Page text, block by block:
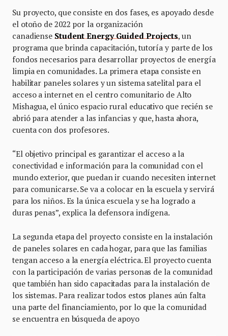
Su proyecto, que consiste en dos fases, es apoyado desde
el otoño de 2022 por la organización
canadiense Student Energy Guided Projects, un
programa que brinda capacitación, tutoría y parte de los
fondos necesarios para desarrollar proyectos de energía
limpia en comunidades. La primera etapa consiste en
habilitar paneles solares y un sistema satelital para el
acceso a internet en el centro comunitario de Alto
Mishagua, el único espacio rural educativo que recién se
abrió para atender a las infancias y que, hasta ahora,
cuenta con dos profesores.
“El objetivo principal es garantizar el acceso a la
conectividad e información para la comunidad con el
mundo exterior, que puedan ir cuando necesiten internet
para comunicarse. Se va a colocar en la escuela y servirá
para los niños. Es la única escuela y se ha logrado a
duras penas”, explica la defensora indígena.
La segunda etapa del proyecto consiste en la instalación
de paneles solares en cada hogar, para que las familias
tengan acceso a la energía eléctrica. El proyecto cuenta
con la participación de varias personas de la comunidad
que también han sido capacitadas para la instalación de
los sistemas. Para realizar todos estos planes aún falta
una parte del financiamiento, por lo que la comunidad
se encuentra en búsqueda de apoyo